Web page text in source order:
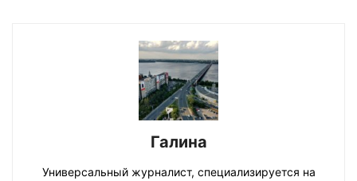
Галина
Универсальный журналист, специализируется на